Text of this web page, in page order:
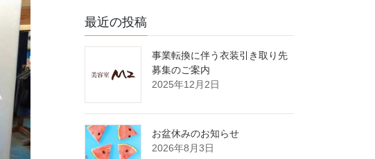
最近の投稿
事業転換に伴う衣装引き取り先
募集のご案内
2025年12月2日
お盆休みのお知らせ
2026年8月3日